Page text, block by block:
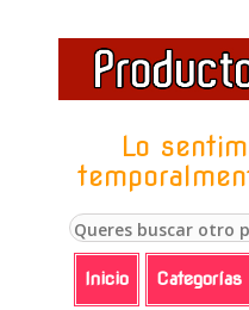
Lo
Inicio Categorías